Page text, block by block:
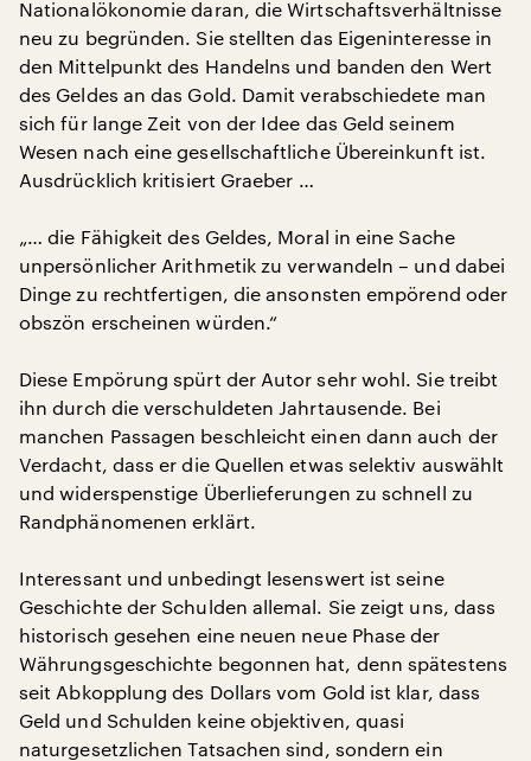
Nationalökonomie daran, die Wirtschaftsverhältnisse
neu zu begründen. Sie stellten das Eigeninteresse in
den Mittelpunkt des Handelns und banden den Wert
des Geldes an das Gold. Damit verabschiedete man
sich für lange Zeit von der Idee das Geld seinem
Wesen nach eine gesellschaftliche Übereinkunft ist.
Ausdrücklich kritisiert Graeber …
„… die Fähigkeit des Geldes, Moral in eine Sache
unpersönlicher Arithmetik zu verwandeln – und dabei
Dinge zu rechtfertigen, die ansonsten empörend oder
obszön erscheinen würden.“
Diese Empörung spürt der Autor sehr wohl. Sie treibt
ihn durch die verschuldeten Jahrtausende. Bei
manchen Passagen beschleicht einen dann auch der
Verdacht, dass er die Quellen etwas selektiv auswählt
und widerspenstige Überlieferungen zu schnell zu
Randphänomenen erklärt.
Interessant und unbedingt lesenswert ist seine
Geschichte der Schulden allemal. Sie zeigt uns, dass
historisch gesehen eine neuen neue Phase der
Währungsgeschichte begonnen hat, denn spätestens
seit Abkopplung des Dollars vom Gold ist klar, dass
Geld und Schulden keine objektiven, quasi
naturgesetzlichen Tatsachen sind, sondern ein